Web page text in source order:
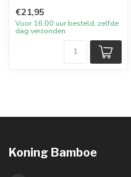
€21,95
Voor 16:00 uur besteld, zelfde
dag verzonden
Koning Bamboe